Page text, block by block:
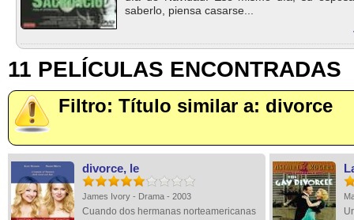
saberlo, piensa casarse...
11 PELÍCULAS ENCONTRADAS
Filtro: Título similar a: divorce
divorce, le
James Ivory - Drama - 2003
Cuando dos hermanas norteamericanas